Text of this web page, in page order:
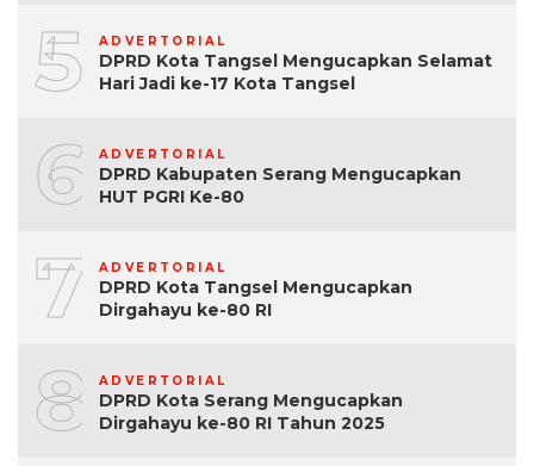
5 ADVERTORIAL
DPRD Kota Tangsel Mengucapkan Selamat
Hari Jadi ke-17 Kota Tangsel
6 ADVERTORIAL
DPRD Kabupaten Serang Mengucapkan
HUT PGRI Ke-80
7 ADVERTORIAL
DPRD Kota Tangsel Mengucapkan
Dirgahayu ke-80 RI
8 ADVERTORIAL
DPRD Kota Serang Mengucapkan
Dirgahayu ke-80 RI Tahun 2025